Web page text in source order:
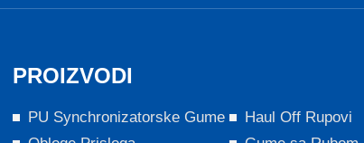
PROIZVODI
PU Synchronizatorske Gume
Haul Off Rupovi